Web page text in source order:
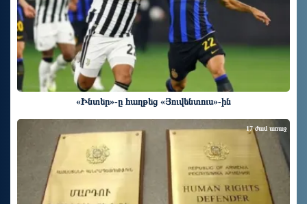
«Ինտեր»-ը հաղթեց «Յուվենտուս»-ին
17 ժամ առաջ